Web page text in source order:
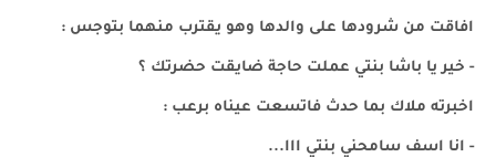
افاقت من شرودها على والدها وهو يقترب منهما بتوجس :
- خير يا باشا بنتي عملت حاجة ضايقت حضرتك ؟
اخبرته ملاك بما حدث فاتسعت عيناه برعب :
- انا اسف سامحني بنتي ااا...